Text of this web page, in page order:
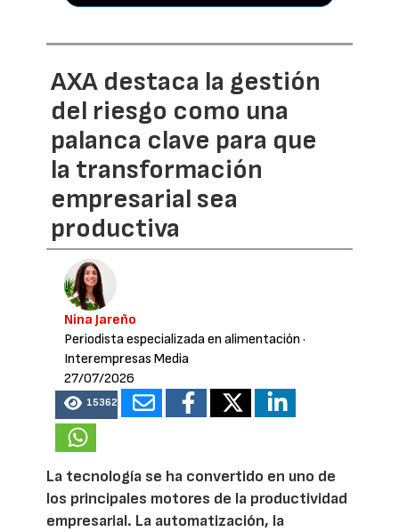
AXA destaca la gestión
del riesgo como una
palanca clave para que
la transformación
empresarial sea
productiva
Nina Jareño
Periodista especializada en alimentación ·
Interempresas Media
27/07/2026
15362
La tecnología se ha convertido en uno de
los principales motores de la productividad
empresarial. La automatización, la